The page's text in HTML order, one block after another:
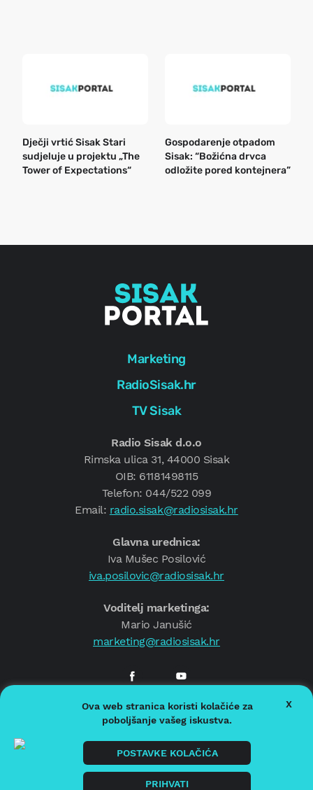
Dječji vrtić Sisak Stari
sudjeluje u projektu „The
Tower of Expectations“
Gospodarenje otpadom
Sisak: “Božićna drvca
odložite pored kontejnera”
Marketing
RadioSisak.hr
TV Sisak
Radio Sisak d.o.o
Rimska ulica 31, 44000 Sisak
OIB: 61181498115
Telefon: 044/522 099
Email: radio.sisak@radiosisak.hr
Glavna urednica:
Iva Mušec Posilović
iva.posilovic@radiosisak.hr
Voditelj marketinga:
Mario Janušić
marketing@radiosisak.hr
© 2026.Radio Sisak
Politika privatnosti
Politika kolačića
Impressum
Ova web stranica koristi kolačiće za
poboljšanje vašeg iskustva.
POSTAVKE KOLAČIĆA
PRIHVATI
X